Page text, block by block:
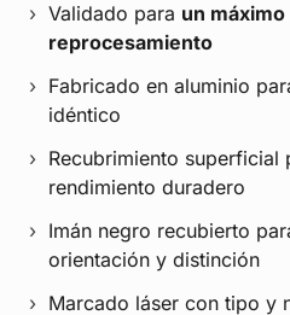
Validado para un
reprocesamiento
Fabricado en aluminio
idéntico
Recubrimiento superficial
rendimiento duradero
Imán negro recubierto
orientación y distinción
Marcado láser con tipo y